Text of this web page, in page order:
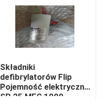
Składniki
defibrylatorów Flip
Pojemność elektryczna
SP 25 MEG 1000